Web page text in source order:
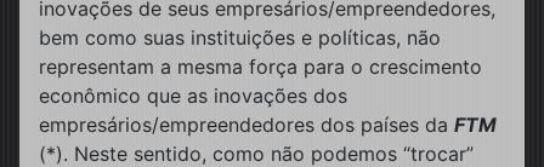
inovações de seus empresários/empreendedores,
bem como suas instituições e políticas, não
representam a mesma força para o crescimento
econômico que as inovações dos
empresários/empreendedores dos países da FTM
(*). Neste sentido, como não podemos “trocar”